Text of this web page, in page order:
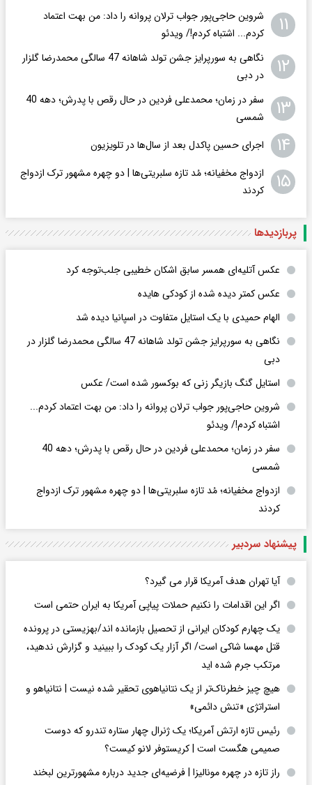
۱۱
شروین حاجی‌پور جواب ترلان پروانه را داد: من بهت اعتماد
کردم... اشتباه کردم!/ ویدئو
۱۲
نگاهی به سورپرایز جشن تولد شاهانه 47 سالگی محمدرضا گلزار
در دبی
۱۳
سفر در زمان؛ محمدعلی فردین در حال رقص با پدرش؛ دهه 40
شمسی
۱۴ اجرای حسین پاکدل بعد از سال‌ها در تلویزیون
۱۵
ازدواج مخفیانه؛ مُد تازه سلبریتی‌ها | دو چهره مشهور ترک ازدواج
کردند
پربازدید‌ها
عکس‌ آتلیه‌ای همسر سابق اشکان خطیبی جلب‌توجه کرد
عکس کمتر دیده شده از کودکی هایده
الهام حمیدی با یک استایل متفاوت در اسپانیا دیده شد
نگاهی به سورپرایز جشن تولد شاهانه 47 سالگی محمدرضا گلزار در
دبی
استایل گنگ بازیگر زنی که بوکسور شده است/ عکس
شروین حاجی‌پور جواب ترلان پروانه را داد: من بهت اعتماد کردم...
اشتباه کردم!/ ویدئو
سفر در زمان؛ محمدعلی فردین در حال رقص با پدرش؛ دهه 40
شمسی
ازدواج مخفیانه؛ مُد تازه سلبریتی‌ها | دو چهره مشهور ترک ازدواج
کردند
پیشنهاد سردبیر
آیا تهران هدف آمریکا قرار می گیرد؟
اگر این اقدامات را نکنیم حملات پیاپی آمریکا به ایران حتمی است
یک چهارم کودکان ایرانی از تحصیل بازمانده اند/بهزیستی در پرونده
قتل مهسا شاکی است/ اگر آزار یک کودک را ببینید و گزارش ندهید،
مرتکب جرم شده اید
هیچ چیز خطرناک‌تر از یک نتانیاهوی تحقیر شده نیست | نتانیاهو و
استراتژی «تنش دائمی»
رئیس تازه ارتش آمریکا؛ یک ژنرال چهار ستاره تندرو که دوست
صمیمی هگست است | کریستوفر لانو کیست؟
راز تازه در چهره مونالیزا | فرضیه‌ای جدید درباره مشهورترین لبخند